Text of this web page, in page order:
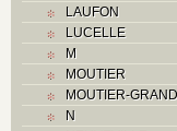
LAUFON
LUCELLE
M
MOUTIER
MOUTIER-
N